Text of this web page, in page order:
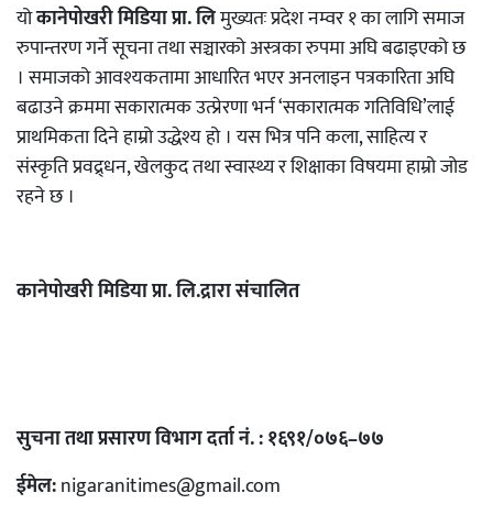
योकानेपोखरी मिडिया प्रा. लिमुख्यतः प्रदेश नम्वर १ का लागि समाज
रुपान्तरण गर्ने सूचना तथा सञ्चारको अस्त्रका रुपमा अघि बढाइएको छ
। समाजको आवश्यकतामा आधारित भएर अनलाइन पत्रकारिता अघि
बढाउने क्रममा सकारात्मक उत्प्रेरणा भर्न ‘सकारात्मक गतिविधि’लाई
प्राथमिकता दिने हाम्रो उद्धेश्य हो । यस भित्र पनि कला, साहित्य र
संस्कृति प्रवद्र्धन, खेलकुद तथा स्वास्थ्य र शिक्षाका विषयमा हाम्रो जोड
रहने छ ।
कानेपोखरी मिडिया प्रा. लि.द्रारा संचालित
सुचना तथा प्रसारण विभाग दर्ता नं. : १६९१/०७६–७७
ईमेल:nigaranitimes@gmail.com